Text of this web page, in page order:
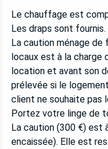
Le chauffage est
Les draps sont fournis.
La caution ménage de
locaux est à la charge
location et avant son
prélevée si le
client ne souhaite pas
Portez votre linge de
La caution (300 €) est
encaissée). Elle est